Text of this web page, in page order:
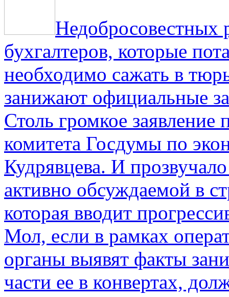
Недобросовестных
бухгалтеров, которые
необходимо сажать в
занижают официальные
Столь громкое заявление
комитета Госдумы по
Кудрявцева. И
активно обсуждаемой в
которая вводит
Мол, если в рамках
органы выявят факты
части ее в конвертах,